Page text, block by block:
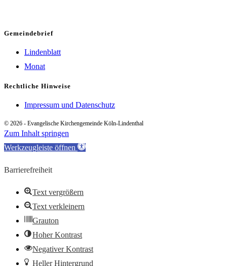
Gemeindebrief
Lindenblatt
Monat
Rechtliche Hinweise
Impressum und Datenschutz
© 2026 - Evangelische Kirchengemeinde Köln-Lindenthal
Zum Inhalt springen
Werkzeugleiste öffnen
Barrierefreiheit
Text vergrößern
Text verkleinern
Grauton
Hoher Kontrast
Negativer Kontrast
Heller Hintergrund